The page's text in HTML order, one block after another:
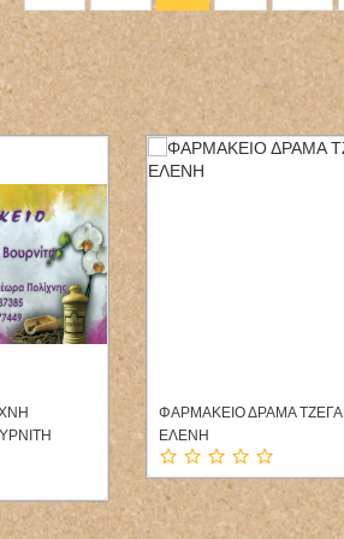
ΚΟΡΩΝΗ
ΟΓΚΟΛΟΓΟΣ ΠΑΘΟΛΟΓΟΣ
ΜΑΡΟΥΣΙ ΑΤΤΙΚΗ ΚΟΣΜΙΔΗΣ
ΠΑΡΑΣΚΕΥΑΣ